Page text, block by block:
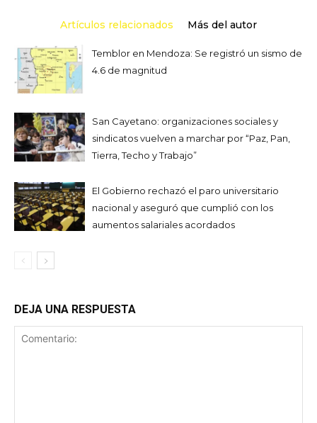
Artículos relacionados Más del autor
Temblor en Mendoza: Se registró un sismo de
4.6 de magnitud
San Cayetano: organizaciones sociales y
sindicatos vuelven a marchar por “Paz, Pan,
Tierra, Techo y Trabajo”
El Gobierno rechazó el paro universitario
nacional y aseguró que cumplió con los
aumentos salariales acordados
DEJA UNA RESPUESTA